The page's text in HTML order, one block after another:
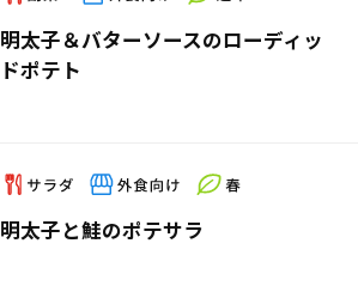
明太子＆バターソースのローディッ
ドポテト
明太子と鮭のポテサラ